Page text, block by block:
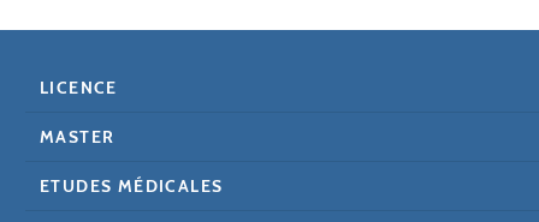
LICENCE
MASTER
ETUDES MÉDICALES